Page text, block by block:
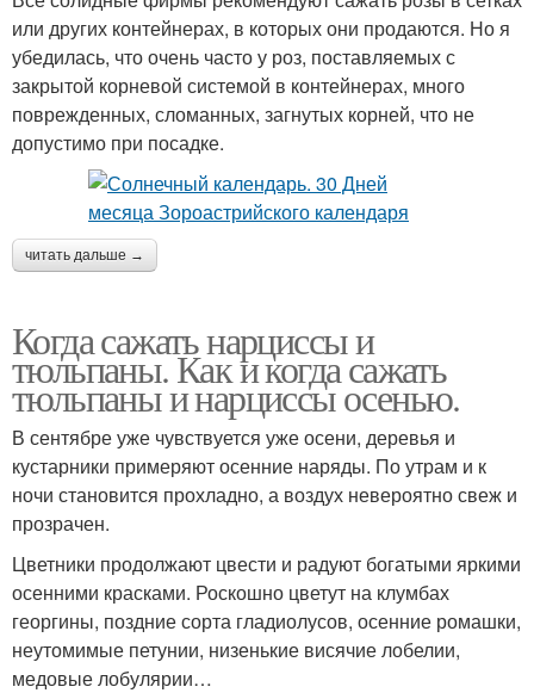
или других контейнерах, в которых они продаются. Но я
убедилась, что очень часто у роз, поставляемых с
закрытой корневой системой в контейнерах, много
поврежденных, сломанных, загнутых корней, что не
допустимо при посадке.
читать дальше →
Когда сажать нарциссы и
тюльпаны. Как и когда сажать
тюльпаны и нарциссы осенью.
В сентябре уже чувствуется уже осени, деревья и
кустарники примеряют осенние наряды. По утрам и к
ночи становится прохладно, а воздух невероятно свеж и
прозрачен.
Цветники продолжают цвести и радуют богатыми яркими
осенними красками. Роскошно цветут на клумбах
георгины, поздние сорта гладиолусов, осенние ромашки,
неутомимые петунии, низенькие висячие лобелии,
медовые лобулярии…